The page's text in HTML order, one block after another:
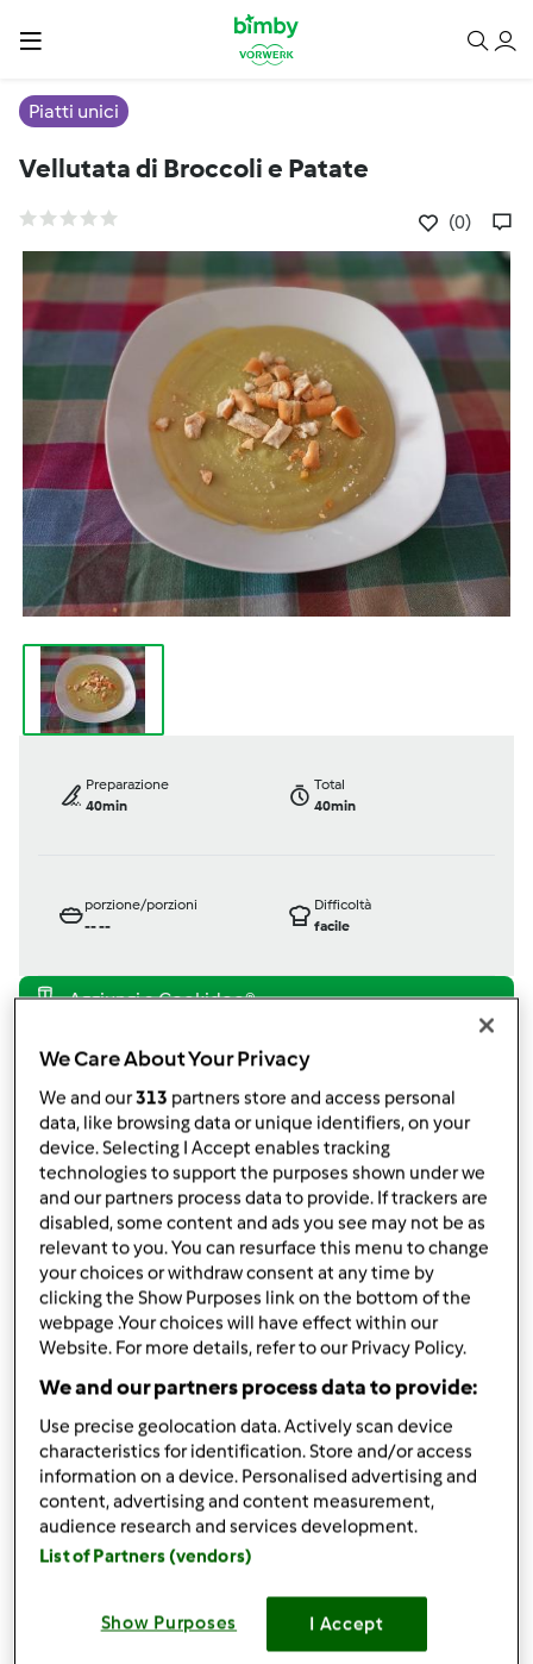
Piatti unici
Vellutata di Broccoli e Patate
(0)
Preparazione
40min
Total
40min
porzione/porzioni
----
Difficoltà
facile
daSara.lo86
published: 27-01-2023
modificata: 08-02-2023
Aggiungi alle mie raccolte
condividi la ricetta
Ingredienti
Ingredienti:
350grammibroccoli,Puliti
350grammipatate,Pelate e tocchetti
1porro
30grammiolio extravergine di oliva
Aggiungi alla lista della spesa
We Care About Your Privacy
We and our313 partners store and access personal
data, like browsing data or unique identifiers, on your
device. Selecting I Accept enables tracking
technologies to support the purposes shown under we
and our partners process data to provide. If trackers are
disabled, some content and ads you see may not be as
relevant to you. You can resurface this menu to change
your choices or withdraw consent at any time by
clicking the Show Purposes link on the bottom of the
webpage .Your choices will have effect within our
Website. For more details, refer to our Privacy Policy.
We and our partners process data to provide:
Use precise geolocation data. Actively scan device
characteristics for identification. Store and/or access
information on a device. Personalised advertising and
content, advertising and content measurement,
audience research and services development.
List of Partners (vendors)
Show Purposes I Accept